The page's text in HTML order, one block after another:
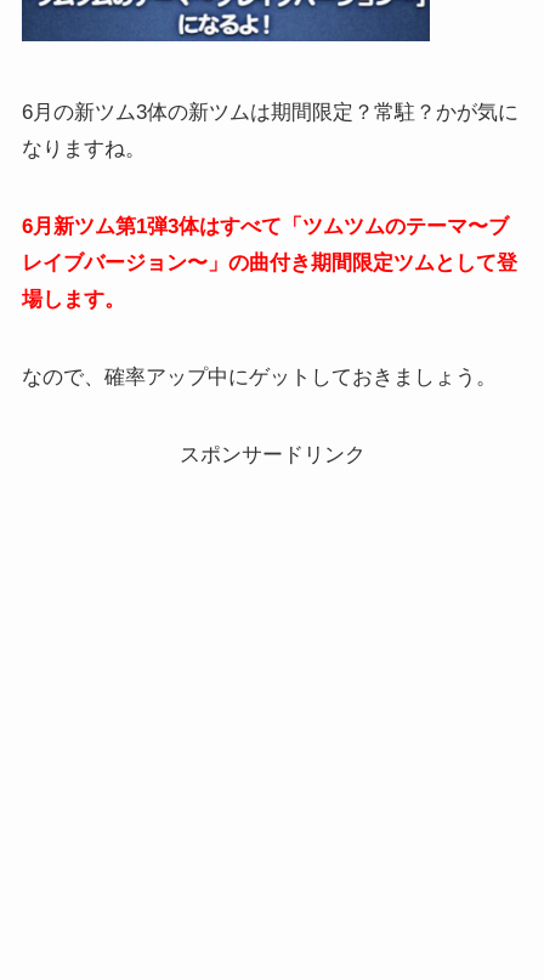
6月の新ツム3体の新ツムは期間限定？常駐？かが気に
なりますね。
6月新ツム第1弾3体はすべて「ツムツムのテーマ〜ブ
レイブバージョン〜」の曲付き期間限定ツムとして登
場します。
なので、確率アップ中にゲットしておきましょう。
スポンサードリンク